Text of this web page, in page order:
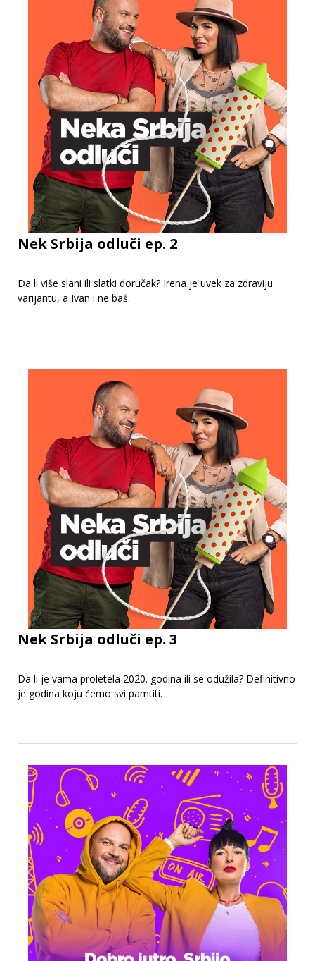
Nek Srbija odluči ep. 2
Da li više slani ili slatki doručak? Irena je uvek za zdraviju
varijantu, a Ivan i ne baš.
Nek Srbija odluči ep. 3
Da li je vama proletela 2020. godina ili se odužila? Definitivno
je godina koju ćemo svi pamtiti.